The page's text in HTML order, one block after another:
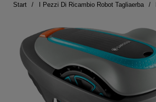
Start I Pezzi Di Ricambio Robot Tagliaerba